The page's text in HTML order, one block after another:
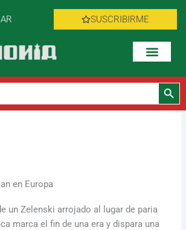
SUSCRIBIRME
Botón de
en Europa
un Zelenski arrojado al lugar de paria
marca el fin de una era y dispara una